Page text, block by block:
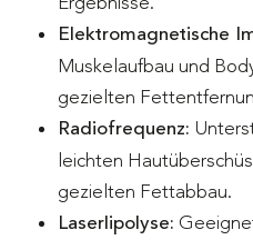
Elektromagnetische
Muskelaufbau und
gezielten
Radiofrequenz:
leichten
gezielten Fettabbau.
Laserlipolyse: